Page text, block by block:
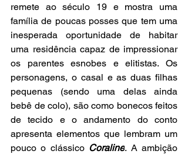
remete ao século 19 e mostra uma
família de poucas posses que tem uma
inesperada oportunidade de habitar
uma residência capaz de impressionar
os parentes esnobes e elitistas. Os
personagens, o casal e as duas filhas
pequenas (sendo uma delas ainda
bebê de colo), são como bonecos feitos
de tecido e o andamento do conto
apresenta elementos que lembram um
pouco o clássico Coraline. A ambição